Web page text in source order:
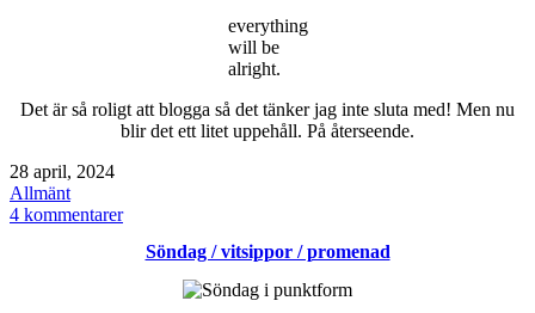
everything
will be
alright.
Det är så roligt att blogga så det tänker jag inte sluta med! Men nu
blir det ett litet uppehåll. På återseende.
Publicerat
den
28 april, 2024
Kategoriserat
som
Allmänt
4 kommentarertill
Söndag / vitsippor / promenad